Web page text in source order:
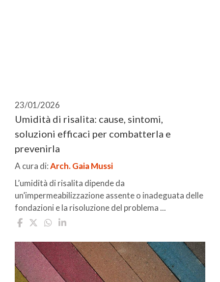
23/01/2026
Umidità di risalita: cause, sintomi,
soluzioni efficaci per combatterla e
prevenirla
A cura di:Arch. Gaia Mussi
L’umidità di risalita dipende da
un’impermeabilizzazione assente o inadeguata delle
fondazioni e la risoluzione del problema ...